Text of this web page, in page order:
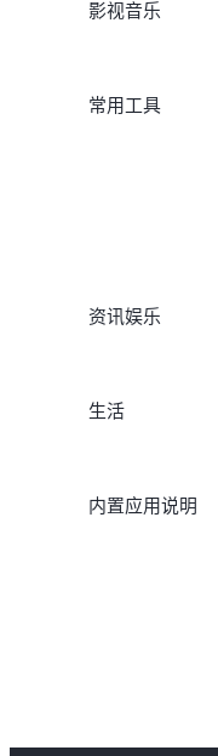
影视音乐
常用工具
资讯娱乐
生活
内置应用说明